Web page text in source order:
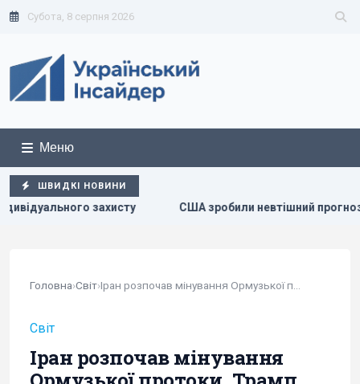
Субота, 8 серпня 2026
Меню
ШВИДКІ НОВИНИ
США зробили невтішний прогноз щодо експорту
Головна›Світ›
Світ
Іран розпочав мінування